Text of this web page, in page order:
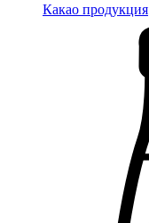
Какао продукция